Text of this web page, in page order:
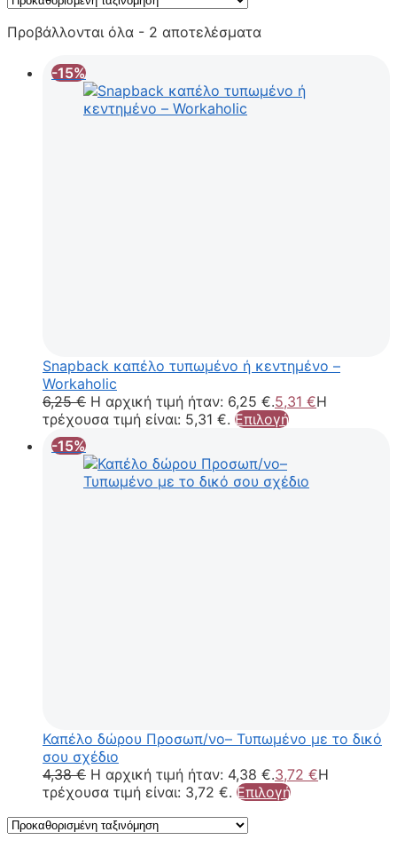
Προβάλλονται όλα - 2 αποτελέσματα
-15%
Snapback καπέλο τυπωμένο ή κεντημένο –
Workaholic
6,25€ Η αρχική τιμή ήταν: 6,25 €.5,31 €Η
τρέχουσα τιμή είναι: 5,31 €. Επιλογή
-15%
Καπέλο δώρου Προσωπ/νο– Τυπωμένο με το δικό
σου σχέδιο
4,38€ Η αρχική τιμή ήταν: 4,38 €.3,72 €Η
τρέχουσα τιμή είναι: 3,72 €. Επιλογή